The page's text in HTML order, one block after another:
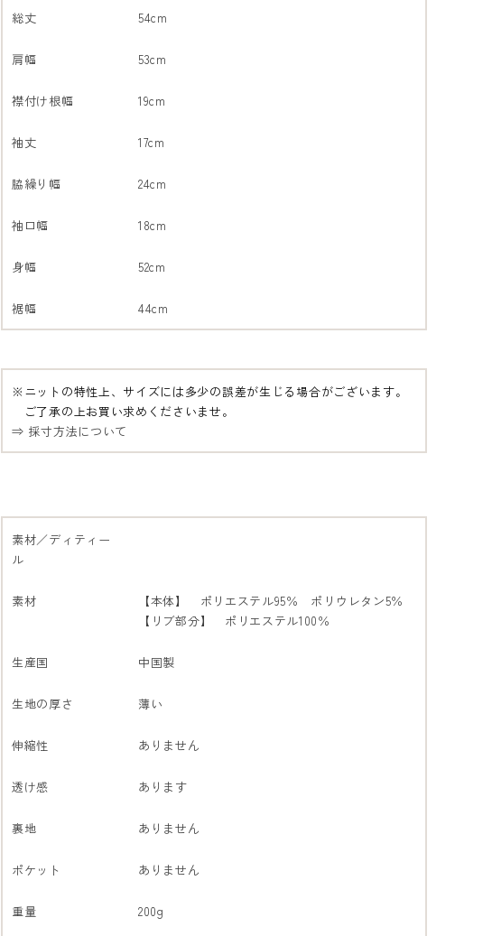
総丈 54cm
肩幅 53cm
襟付け根幅 19cm
袖丈 17cm
脇繰り幅 24cm
袖口幅 18cm
身幅 52cm
裾幅 44cm
※ニットの特性上、サイズには多少の誤差が生じる場合がございます。
ご了承の上お買い求めくださいませ。
⇒ 採寸方法について
素材／ディティー
ル
素材
【本体】 ポリエステル95％ ポリウレタン5％
【リブ部分】 ポリエステル100％
生産国 中国製
生地の厚さ 薄い
伸縮性 ありません
透け感 あります
裏地 ありません
ポケット ありません
重量 200g